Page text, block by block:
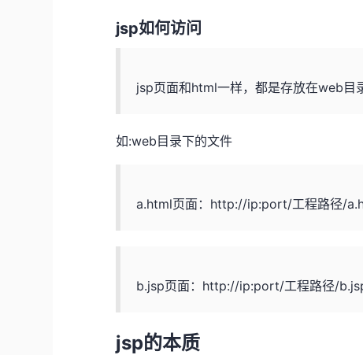
jsp如何访问
jsp页面和html一样，都是存放在web目
如:web目录下的文件
a.html页面：http://ip:port/工程路径/
b.jsp页面：http://ip:port/工程路径/
jsp的本质